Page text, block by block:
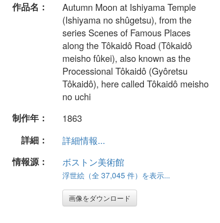
作品名：
Autumn Moon at Ishiyama Temple
(Ishiyama no shûgetsu), from the
series Scenes of Famous Places
along the Tôkaidô Road (Tôkaidô
meisho fûkei), also known as the
Processional Tôkaidô (Gyôretsu
Tôkaidô), here called Tôkaidô meisho
no uchi
制作年：
1863
詳細：
詳細情報...
情報源：
ボストン美術館
浮世絵（全 37,045 件）を表示...
画像をダウンロード